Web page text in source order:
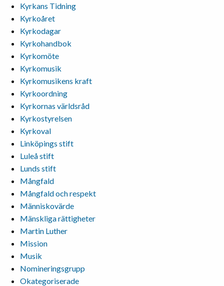
Kyrkans Tidning
Kyrkoåret
Kyrkodagar
Kyrkohandbok
Kyrkomöte
Kyrkomusik
Kyrkomusikens kraft
Kyrkoordning
Kyrkornas världsråd
Kyrkostyrelsen
Kyrkoval
Linköpings stift
Luleå stift
Lunds stift
Mångfald
Mångfald och respekt
Människovärde
Mänskliga rättigheter
Martin Luther
Mission
Musik
Nomineringsgrupp
Okategoriserade